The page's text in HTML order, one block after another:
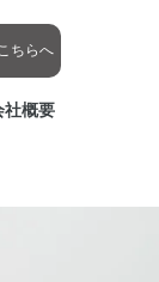
社概要
ちらへ